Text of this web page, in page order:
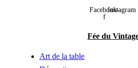
Facebook-
f
Instagram
Fée du
Art de la table